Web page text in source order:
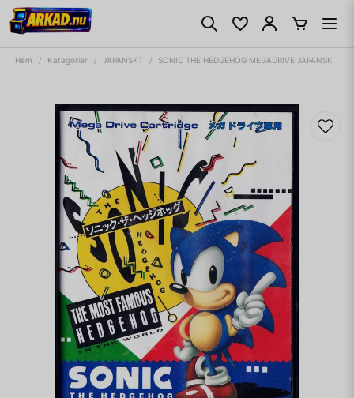
Hem Kategorier JAPANSKT SONIC THE HEDGEHOG MEGADRIVE JAPANSK